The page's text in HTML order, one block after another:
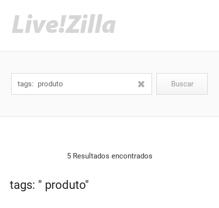
5 Resultados encontrados
tags: " produto"